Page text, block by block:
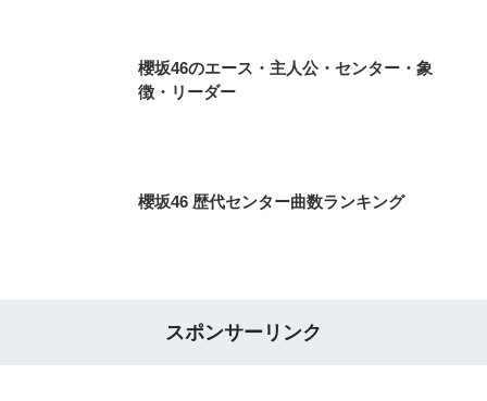
櫻坂46のエース・主人公・センター・象
徴・リーダー
櫻坂46 歴代センター曲数ランキング
スポンサーリンク